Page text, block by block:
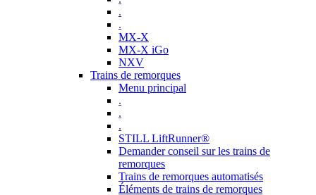
.
.
MX-X
MX-X iGo
NXV
Trains de remorques
Menu principal
.
.
.
STILL LiftRunner®
Demander conseil sur les trains de
remorques
Trains de remorques automatisés
Éléments de trains de remorques